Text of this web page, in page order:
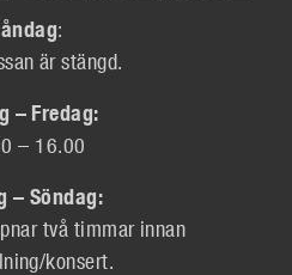
:
är stängd.
– Fredag:
– 16.00
– Söndag:
två timmar innan
konsert.